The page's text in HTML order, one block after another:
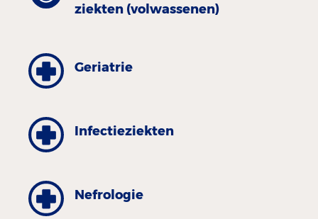
ziekten (volwassenen)
Geriatrie
Infectieziekten
Nefrologie